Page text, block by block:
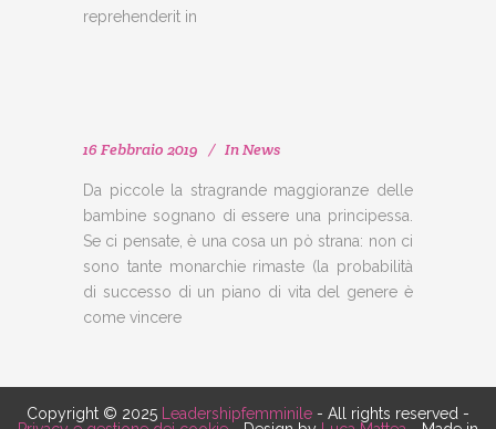
reprehenderit in
16 Febbraio 2019 InNews
Da piccole la stragrande maggioranze delle
bambine sognano di essere una principessa.
Se ci pensate, è una cosa un pò strana: non ci
sono tante monarchie rimaste (la probabilità
di successo di un piano di vita del genere è
come vincere
Copyright © 2025 Leadershipfemminile - All rights reserved -